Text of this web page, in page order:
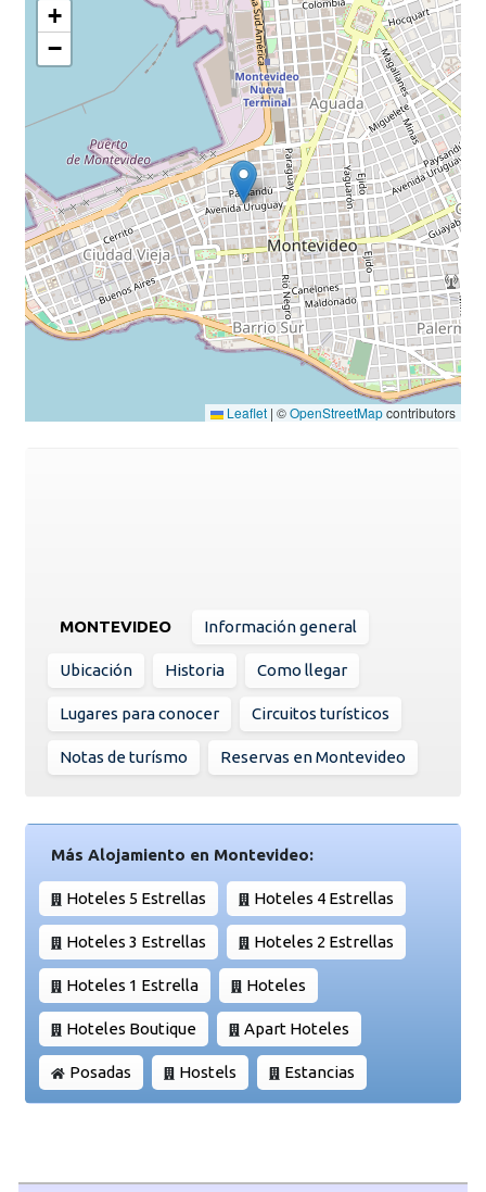
+
−
Leaflet | ©OpenStreetMapcontributors
MONTEVIDEO Información general
Ubicación Historia Como llegar
Lugares para conocer Circuitos turísticos
Notas de turísmo Reservas en Montevideo
Más Alojamiento en Montevideo:
Hoteles 5 Estrellas Hoteles 4 Estrellas
Hoteles 3 Estrellas Hoteles 2 Estrellas
Hoteles 1 Estrella Hoteles
Hoteles Boutique Apart Hoteles
Posadas Hostels Estancias